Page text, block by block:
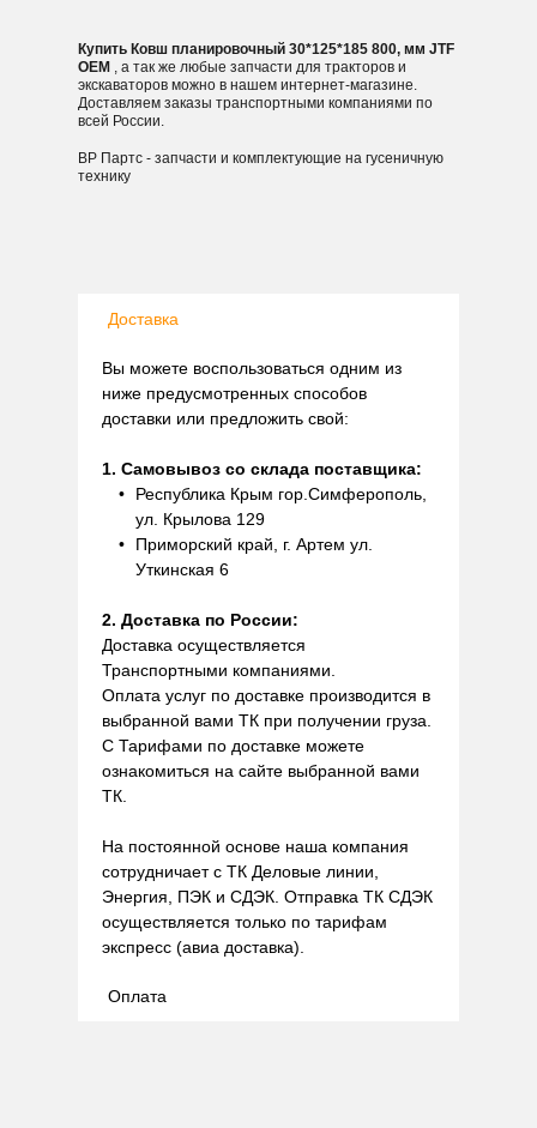
Купить Ковш планировочный 30*125*185 800, мм JTF
OEM , а так же любые запчасти для тракторов и
экскаваторов можно в нашем интернет-магазине.
Доставляем заказы транспортными компаниями по
всей России.
ВР Партс - запчасти и комплектующие на гусеничную
технику
Доставка
Вы можете воспользоваться одним из
ниже предусмотренных способов
доставки или предложить свой:
1. Самовывоз со склада поставщика:
Республика Крым гор.Симферополь,
ул. Крылова 129
Приморский край, г. Артем ул.
Уткинская 6
2. Доставка по России:
Доставка осуществляется
Транспортными компаниями.
Оплата услуг по доставке производится в
выбранной вами ТК при получении груза.
С Тарифами по доставке можете
ознакомиться на сайте выбранной вами
ТК.
На постоянной основе наша компания
сотрудничает с ТК Деловые линии,
Энергия, ПЭК и СДЭК. Отправка ТК СДЭК
осуществляется только по тарифам
экспресс (авиа доставка).
Оплата